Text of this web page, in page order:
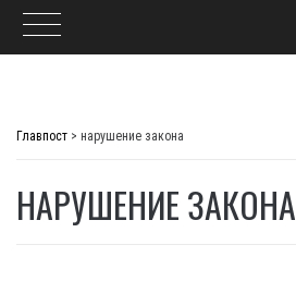
Главпост > нарушение закона
НАРУШЕНИЕ ЗАКОНА